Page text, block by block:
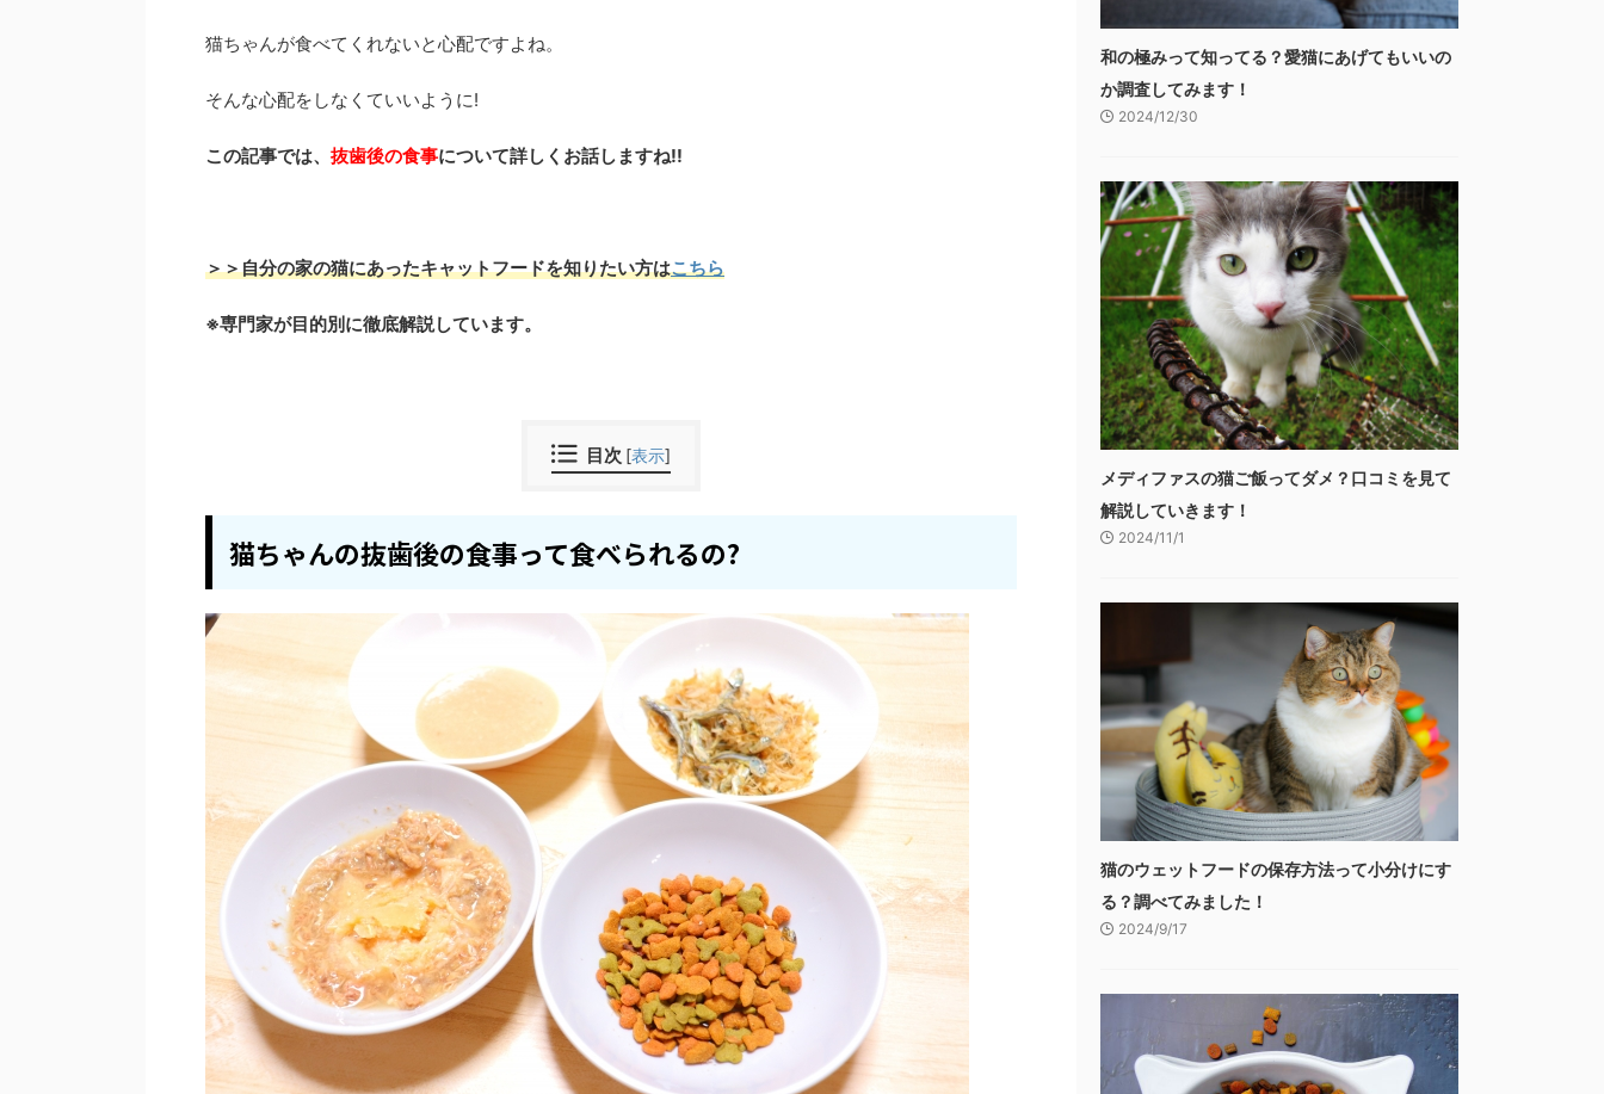
猫ちゃんが食べてくれないと心配ですよね。
そんな心配をしなくていいように!
この記事では、 抜歯後の食事について詳しくお話しますね!!
＞＞自分の家の猫にあったキャットフードを知りたい方はこちら
※専門家が目的別に徹底解説しています。
目次 [表示]
猫ちゃんの抜歯後の食事って食べられるの?
和の極みって知ってる？愛猫にあげてもいいの
か調査してみます！
2024/12/30
メディファスの猫ご飯ってダメ？口コミを見て
解説していきます！
2024/11/1
猫のウェットフードの保存方法って小分けにす
る？調べてみました！
2024/9/17